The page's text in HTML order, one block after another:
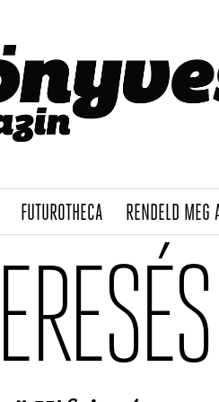
FUTUROTHECA(CURRENT)
RENDELD MEG